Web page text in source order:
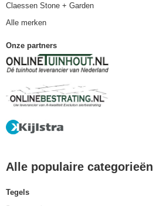
Claessen Stone + Garden
Alle merken
Onze partners
Alle populaire categorieën
Tegels